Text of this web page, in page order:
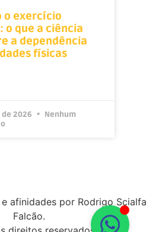
o exercício
o que a ciência
a dependência
físicas
2026
Nenhum
afinidades por Rodrigo Scialfa
Falcão.